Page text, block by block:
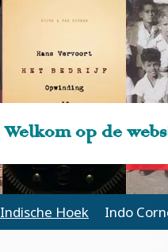
Welkom op de
Indische Hoek Indo